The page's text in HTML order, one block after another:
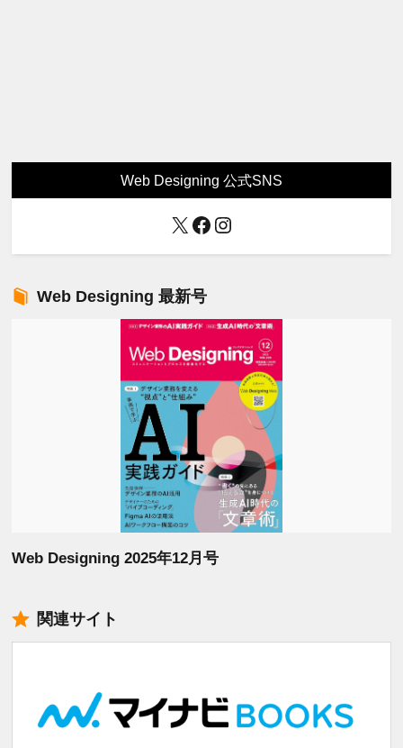
Web Designing 公式SNS
X Facebook
Instagram
Web Designing 最新号
Web Designing 2025年12月号
関連サイト